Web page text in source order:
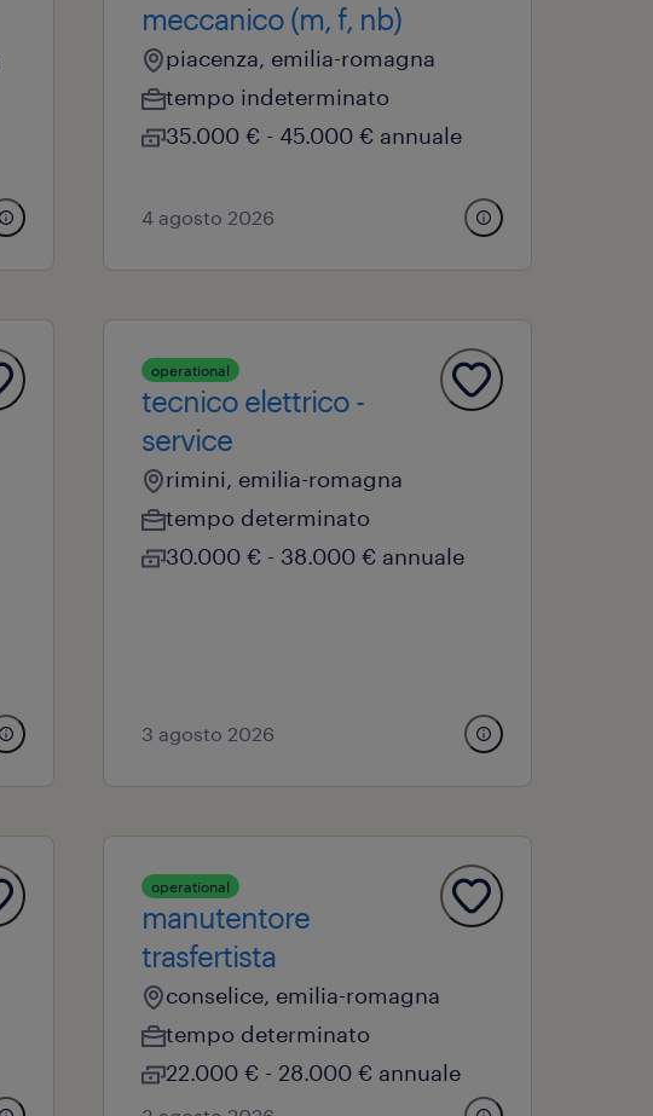
meccanico (m, f, nb)
piacenza, emilia-romagna
tempo indeterminato
35.000 € - 45.000 € annuale
4 agosto 2026
operational
tecnico elettrico -
service
rimini, emilia-romagna
tempo determinato
30.000 € - 38.000 € annuale
3 agosto 2026
operational
manutentore
trasfertista
conselice, emilia-romagna
tempo determinato
22.000 € - 28.000 € annuale